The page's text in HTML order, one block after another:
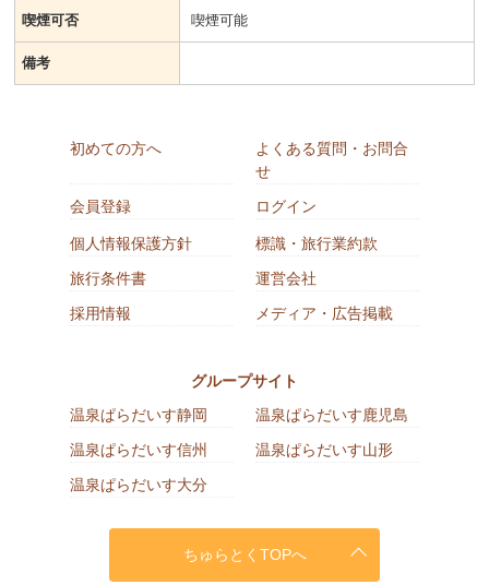
喫煙可否 喫煙可能
備考
初めての方へ
よくある質問・お問合
せ
会員登録
ログイン
個人情報保護方針
標識・旅行業約款
旅行条件書
運営会社
採用情報
メディア・広告掲載
グループサイト
温泉ぱらだいす静岡
温泉ぱらだいす鹿児島
温泉ぱらだいす信州
温泉ぱらだいす山形
温泉ぱらだいす大分
ちゅらとくTOPへ